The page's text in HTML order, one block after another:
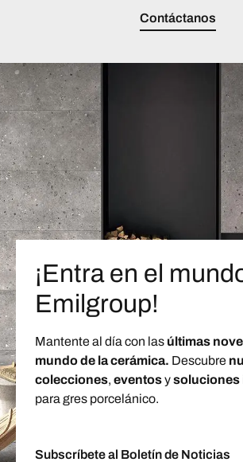
Contáctanos
¡Entra en el
Emilgroup!
Mantente al día con las últimas
mundo de la cerámica. Descubre
colecciones, eventosysoluciones
para gres porcelánico.
Subscríbete al Boletín de Noticias